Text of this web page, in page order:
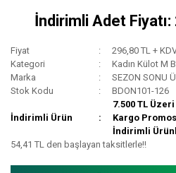
İndirimli Adet
Fiyat
296,80 TL +
Kategori
Kadın Külot M
Marka
SEZON SONU
Stok Kodu
BDON101-126
İndirimli Ürün
7.500 TL
Kargo
İndirimli
54,41 TL den başlayan taksitlerle!!